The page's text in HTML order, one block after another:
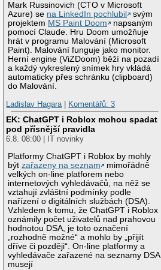
Mark Russinovich (CTO v Microsoft
Azure) se na LinkedIn pochlubil
svým
projektem MS Paint Doom
napsaným
pomocí Claude. Hru Doom umožňuje
hrát v programu Malování (Microsoft
Paint). Malování funguje jako monitor.
Herní engine (ViZDoom) běží na pozadí
a každý vykreslený snímek hry vkládá
automaticky přes schránku (clipboard)
do Malování.
Ladislav Hagara
Komentářů: 3
EK: ChatGPT i Roblox mohou spadat
pod přísnější pravidla
6.8. 08:00 | IT novinky
Platformy ChatGPT i Roblox by mohly
býtzařazeny na seznam
mimořádně
velkých on-line platforem nebo
internetových vyhledávačů, na něž se
vztahují zvláštní podmínky podle
nařízení o digitálních službách (DSA).
Vzhledem k tomu, že ChatGPT i Roblox
oznámily počet uživatelů nad prahovou
hodnotou DSA, je toto označení
„rozhodně možné“ a mohlo by „přijít
dříve či později“. On-line platformy a
vyhledávače zařazené na seznamy DSA
musejí